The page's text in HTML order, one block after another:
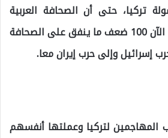
تركيا، حتى أن الصحافة العربية
المهاجمة لتركيا تنفق الآن 100 ضعف ما ينفق على الصحافة
إسرائيل وإلى حرب إيران معا.
المهاجمين لتركيا وعملتها أنفسهم